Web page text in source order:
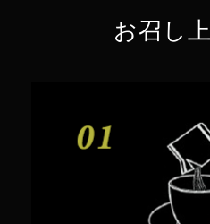
疲れ知らずで乗
体調が優れず色々と健
た。カフェバンクを飲
日も仕事を疲れ知らず
お召し